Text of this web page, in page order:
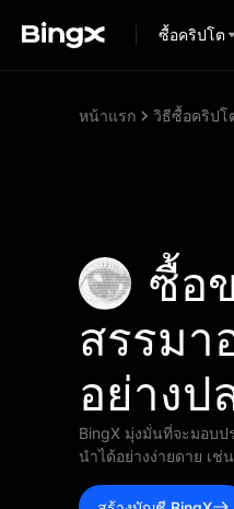
ซื้อคริปโต
หน้าแรก วิธีซื้อคริปโ
ซื้อ
สรรม
อย่างป
BingX มุ่งมั่นที่จะมอบ
นำได้อย่างง่ายดาย เช่น